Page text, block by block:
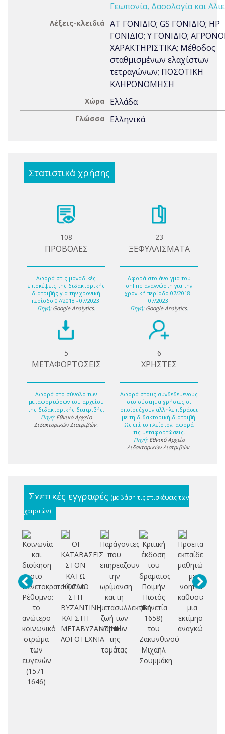
Γεωπονία, Δασολογία και
Λέξεις-κλειδιά AT ΓΟΝΙΔΙΟ; GS ΓΟΝΙΔΙΟ; HP
ΓΟΝΙΔΙΟ; Y ΓΟΝΙΔΙΟ;
ΧΑΡΑΚΤΗΡΙΣΤΙΚΑ; Μέθοδος
σταθμισμένων ελαχίστων
τετραγώνων; ΠΟΣΟΤΙΚΗ
ΚΛΗΡΟΝΟΜΗΣΗ
Χώρα Ελλάδα
Γλώσσα Ελληνικά
Στατιστικά χρήσης
108
ΠΡΟΒΟΛΕΣ
Αφορά στις μοναδικές
επισκέψεις της διδακτορικής
διατριβής για την χρονική
περίοδο 07/2018 - 07/2023.
Πηγή: Google Analytics.
23
ΞΕΦΥΛΛΙΣΜΑΤΑ
Αφορά στο άνοιγμα του
online αναγνώστη για την
χρονική περίοδο 07/2018 -
07/2023.
Πηγή: Google Analytics.
5
ΜΕΤΑΦΟΡΤΩΣΕΙΣ
Αφορά στο σύνολο των
μεταφορτώσων του αρχείου
της διδακτορικής διατριβής.
Πηγή: Εθνικό Αρχείο
Διδακτορικών Διατριβών.
6
ΧΡΗΣΤΕΣ
Αφορά στους συνδεδεμένους
στο σύστημα χρήστες οι
οποίοι έχουν αλληλεπιδράσει
με τη διδακτορική διατριβή.
Ως επί το πλείστον, αφορά
τις μεταφορτώσεις.
Πηγή: Εθνικό Αρχείο
Διδακτορικών Διατριβών.
Σχετικές εγγραφές (με βάση τις επισκέψεις των
χρηστών)
Κοινωνία
και
διοίκηση
στο
Βενετοκρατούμενο
Ρέθυμνο:
το
ανώτερο
κοινωνικό
στρώμα
των
ευγενών
(1571-
1646)
ΟΙ
ΚΑΤΑΒΑΣΕΙΣ
ΣΤΟΝ
ΚΑΤΩ
ΚΟΣΜΟ
ΣΤΗ
ΒΥΖΑΝΤΙΝΗ
ΚΑΙ ΣΤΗ
ΜΕΤΑΒΥΖΑΝΤΙΝΗ
ΛΟΓΟΤΕΧΝΙΑ
Παράγοντες
που
επηρεάζουν
την
ωρίμανση
και τη
μετασυλλεκτική
ζωή των
καρπών
της
τομάτας
Κριτική
έκδοση
του
δράματος
Ποιμήν
Πιστός
(Βενετία
1658)
του
Ζακυνθινού
Μιχαήλ
Σουμμάκη
εκπαίδευση
μαθητών
με
νοητική
καθυστέρηση:
μια
εκτίμηση
αναγκών